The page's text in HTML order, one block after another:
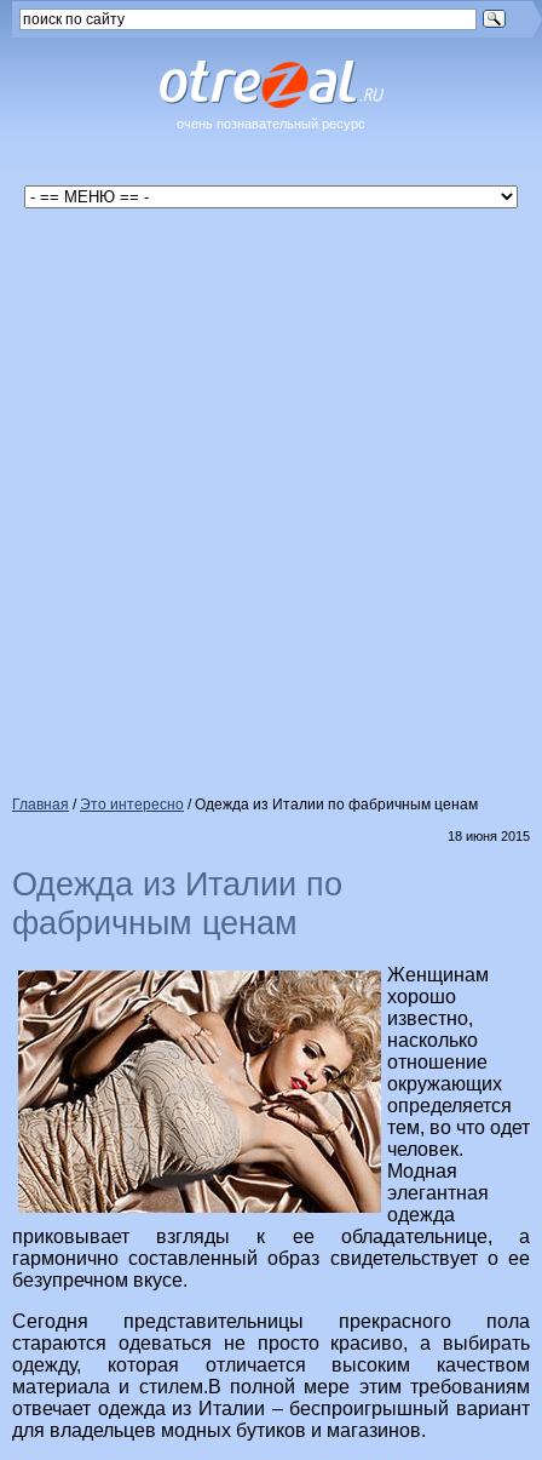
очень познавательный ресурс
Главная / Это интересно /Одежда из Италии по фабричным ценам
18 июня 2015
Одежда из Италии по
фабричным ценам
Женщинам
хорошо
известно,
насколько
отношение
окружающих
определяется
тем, во что одет
человек.
Модная
элегантная
одежда
приковывает взгляды к ее обладательнице, а
гармонично составленный образ свидетельствует о ее
безупречном вкусе.
Сегодня представительницы прекрасного пола
стараются одеваться не просто красиво, а выбирать
одежду, которая отличается высоким качеством
материала и стилем.В полной мере этим требованиям
отвечает одежда из Италии – беспроигрышный вариант
для владельцев модных бутиков и магазинов.